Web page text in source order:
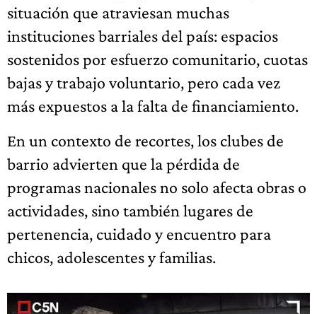
situación que atraviesan muchas
instituciones barriales del país: espacios
sostenidos por esfuerzo comunitario, cuotas
bajas y trabajo voluntario, pero cada vez
más expuestos a la falta de financiamiento.
En un contexto de recortes, los clubes de
barrio advierten que la pérdida de
programas nacionales no solo afecta obras o
actividades, sino también lugares de
pertenencia, cuidado y encuentro para
chicos, adolescentes y familias.